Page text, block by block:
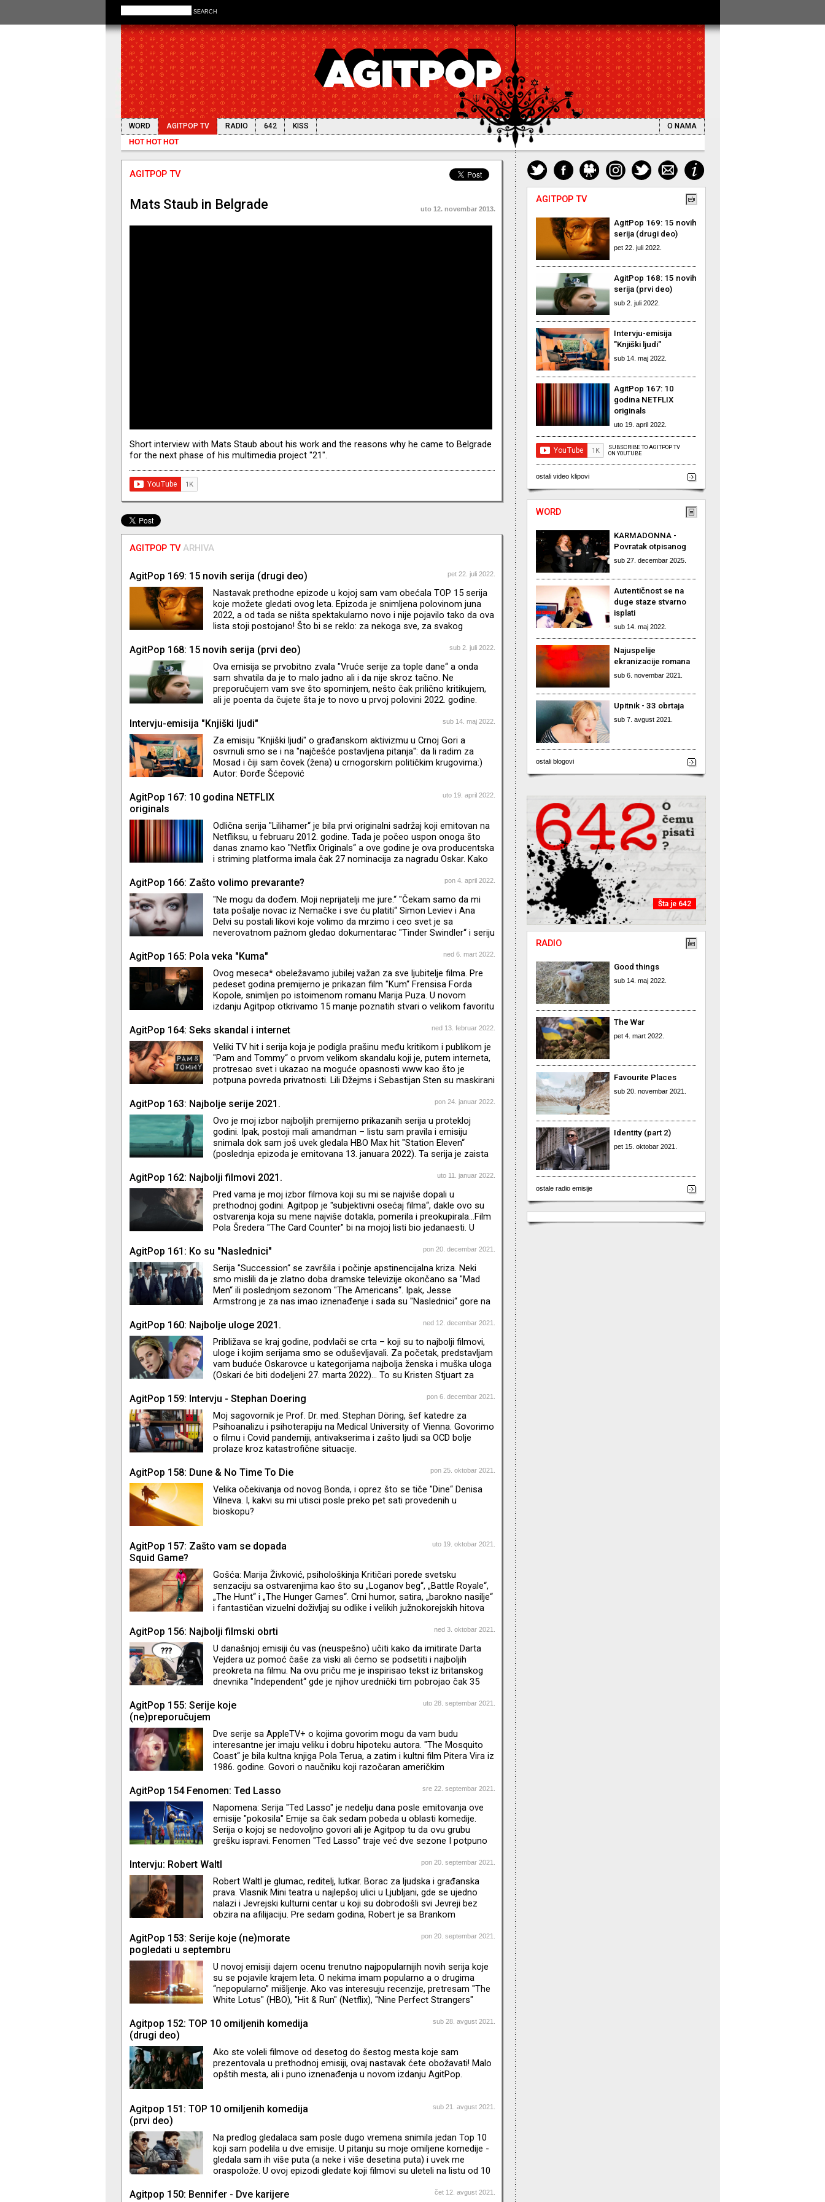
SEARCH
WORD AGITPOP TV RADIO 642 KISS
O NAMA
HOT HOT HOT
AGITPOP TV
Mats Staub in Belgrade uto 12. novembar 2013.
Short interview with Mats Staub about his work and the reasons why he came to Belgrade
for the next phase of his multimedia project "21".
AGITPOP TVARHIVA
AgitPop 169: 15 novih serija (drugi deo) pet 22. juli 2022.
Nastavak prethodne epizode u kojoj sam vam obećala TOP 15 serija
koje možete gledati ovog leta. Epizoda je snimljena polovinom juna
2022, a od tada se ništa spektakularno novo i nije pojavilo tako da ova
lista stoji postojano! Što bi se reklo: za nekoga sve, za svakog
AgitPop 168: 15 novih serija (prvi deo) sub 2. juli 2022.
Ova emisija se prvobitno zvala "Vruće serije za tople dane“ a onda
sam shvatila da je to malo jadno ali i da nije skroz tačno. Ne
preporučujem vam sve što spominjem, nešto čak prilično kritikujem,
ali je poenta da čujete šta je to novo u prvoj polovini 2022. godine.
mi je provrio od novotarija na svim mogućim platformama, ali zbog
epizode. Ali hajde da ne kukam nego da krenemo – pritisnite play.
(Emisija
Intervju-emisija "Knjiški ljudi" sub 14. maj 2022.
Za emisiju "Knjiški ljudi" o građanskom aktivizmu u Crnoj Gori a
osvrnuli smo se i na "najčešće postavljena pitanja": da li radim za
Mosad i čiji sam čovek (žena) u crnogorskim političkim krugovima:)
Autor: Đorđe Šćepović
AgitPop 167: 10 godina NETFLIX
originals
uto 19. april 2022.
Odlična serija "Lilihamer“ je bila prvi originalni sadržaj koji emitovan na
Netfliksu, u februaru 2012. godine. Tada je počeo uspon onoga što
danas znamo kao "Netflix Originals“ a ove godine je ova producentska
i striming platforma imala čak 27 nominacija za nagradu Oskar. Kako
sezone serija u kratkoj ali bogatoj istoriji?
AgitPop 166: Zašto volimo prevarante? pon 4. april 2022.
"Ne mogu da dođem. Moji neprijatelji me jure.“ "Čekam samo da mi
tata pošalje novac iz Nemačke i sve ću platiti“ Simon Leviev i Ana
Delvi su postali likovi koje volimo da mrzimo i ceo svet je sa
neverovatnom pažnom gledao dokumentarac "Tinder Swindler“ i seriju
ljudi slični nama, koji su za sebe želeli nešto više i živeći izmišljeni
Adam i Rebecca Neumann kao i Elisabeth Holmes. Oni su krem sv
AgitPop 165: Pola veka "Kuma" ned 6. mart 2022.
Ovog meseca* obeležavamo jubilej važan za sve ljubitelje filma. Pre
pedeset godina premijerno je prikazan film "Kum“ Frensisa Forda
Kopole, snimljen po istoimenom romanu Marija Puza. U novom
izdanju Agitpop otkrivamo 15 manje poznatih stvari o velikom favoritu
AgitPop 164: Seks skandal i internet ned 13. februar 2022.
Veliki TV hit i serija koja je podigla prašinu među kritikom i publikom je
"Pam and Tommy“ o prvom velikom skandalu koji je, putem interneta,
protresao svet i ukazao na moguće opasnosti www kao što je
potpuna povreda privatnosti. Lili Džejms i Sebastijan Sten su maskirani
dokumentarac. Reditelj je Kreg Gilespi koga znamo po filmovima "I,
AgitPop 163: Najbolje serije 2021. pon 24. januar 2022.
Ovo je moj izbor najboljih premijerno prikazanih serija u protekloj
godini. Ipak, postoji mali amandman – listu sam pravila i emisiju
snimala dok sam još uvek gledala HBO Max hit "Station Eleven“
(poslednja epizoda je emitovana 13. januara 2022). Ta serija je zaista
na trećem mestu godišnje liste. Ovaj postapokaliptični emotivni
znaju kao reditelja "This is America“ Childish Gambino ali i po filmu "G
AgitPop 162: Najbolji filmovi 2021. uto 11. januar 2022.
Pred vama je moj izbor filmova koji su mi se najviše dopali u
prethodnoj godini. Agitpop je "subjektivni osećaj filma“, dakle ovo su
ostvarenja koja su mene najviše dotakla, pomerila i preokupirala…Film
Pola Šredera "The Card Counter" bi na mojoj listi bio jedanaesti. U
AgitPop 161: Ko su "Naslednici" pon 20. decembar 2021.
Serija "Succession“ se završila i počinje apstinencijalna kriza. Neki
smo mislili da je zlatno doba dramske televizije okončano sa "Mad
Men“ ili poslednjom sezonom "The Americans“. Ipak, Jesse
Armstrong je za nas imao iznenađenje i sada su "Naslednici“ gore na
ponovo čujemo dragi zvuk uvodne špice, malo vam skraćujem muke:
godine. Ko su Logan, Kendal, Šiv, Konor, Roman, Džeri, zet Tom i rođak
Greg? "It’s no
AgitPop 160: Najbolje uloge 2021. ned 12. decembar 2021.
Približava se kraj godine, podvlači se crta – koji su to najbolji filmovi,
uloge i kojim serijama smo se oduševljavali. Za početak, predstavljam
vam buduće Oskarovce u kategorijama najbolja ženska i muška uloga
(Oskari će biti dodeljeni 27. marta 2022)… To su Kristen Stjuart za
Burbanka u filmu "The Power of the Dog“. Zašto sam toliko ubeđena
AgitPop 159: Intervju - Stephan Doering pon 6. decembar 2021.
Moj sagovornik je Prof. Dr. med. Stephan Döring, šef katedre za
Psihoanalizu i psihoterapiju na Medical University of Vienna. Govorimo
o filmu i Covid pandemiji, antivakserima i zašto ljudi sa OCD bolje
prolaze kroz katastrofične situacije.
AgitPop 158: Dune & No Time To Die pon 25. oktobar 2021.
Velika očekivanja od novog Bonda, i oprez što se tiče "Dine“ Denisa
Vilneva. I, kakvi su mi utisci posle preko pet sati provedenih u
bioskopu?
AgitPop 157: Zašto vam se dopada
Squid Game?
uto 19. oktobar 2021.
Gošća: Marija Živković, psihološkinja Kritičari porede svetsku
senzaciju sa ostvarenjima kao što su „Loganov beg“, „Battle Royale“,
„The Hunt“ i „The Hunger Games“. Crni humor, satira, „barokno nasilje“
i fantastičan vizuelni doživljaj su odlike i velikih južnokorejskih hitova
analitičari se pitaju zašto je „Squid Game“ ovako odjeknuo baš sada –
otupelošću na smrt, odnosima Seula i Pjongjanga…Da li su broje
AgitPop 156: Najbolji filmski obrti ned 3. oktobar 2021.
U današnjoj emisiji ću vas (neuspešno) učiti kako da imitirate Darta
Vejdera uz pomoć čaše za viski ali ćemo se podsetiti i najboljih
preokreta na filmu. Na ovu priču me je inspirisao tekst iz britanskog
dnevnika "Independent“ gde je njihov urednički tim pobrojao čak 35
se i ne nalaze na spisku kolega iz Engleske
AgitPop 155: Serije koje
(ne)preporučujem
uto 28. septembar 2021.
Dve serije sa AppleTV+ o kojima govorim mogu da vam budu
interesantne jer imaju veliku i dobru hipoteku autora. "The Mosquito
Coast“ je bila kultna knjiga Pola Terua, a zatim i kultni film Pitera Vira iz
1986. godine. Govori o naučniku koji razočaran američkim
komaraca. Naravno, tamo se suočavaju sa novim i drugačijim
učestvovao u pisanju scenarija. Glavnu ulogu igra njegov bratanac –
Džastin Teru. "Lisey’s Stor
AgitPop 154 Fenomen: Ted Lasso sre 22. septembar 2021.
Napomena: Serija "Ted Lasso" je nedelju dana posle emitovanja ove
emisije "pokosila" Emije sa čak sedam pobeda u oblasti komedije.
Serija o kojoj se nedovoljno govori ali je Agitpop tu da ovu grubu
grešku ispravi. Fenomen "Ted Lasso" traje već dve sezone I potpuno
TV+ Jason Sudeikis je u međuvremenu raskinuo sa svojom
Stajlsu, ali je zato ostvario neverovatan uspeh likom Teda Lasa koji je I
kre
Intervju: Robert Waltl pon 20. septembar 2021.
Robert Waltl je glumac, reditelj, lutkar. Borac za ljudska i građanska
prava. Vlasnik Mini teatra u najlepšoj ulici u Ljubljani, gde se ujedno
nalazi i Jevrejski kulturni centar u koji su dobrodošli svi Jevreji bez
obzira na afilijaciju. Pre sedam godina, Robert je sa Brankom
Hišu strpnosti - Kuću tolerancije. Ovo je filmski festival ali i festival
jevrejske kulture i promocije tolerancije. Održavaju se književne večeri,
AgitPop 153: Serije koje (ne)morate
pogledati u septembru
pon 20. septembar 2021.
U novoj emisiji dajem ocenu trenutno najpopularnijih novih serija koje
su se pojavile krajem leta. O nekima imam popularno a o drugima
“nepopularno” mišljenje. Ako vas interesuju recenzije, pretresam "The
White Lotus" (HBO), "Hit & Run" (Netflix), "Nine Perfect Strangers"
Agitpop 152: TOP 10 omiljenih komedija
(drugi deo)
sub 28. avgust 2021.
Ako ste voleli filmove od desetog do šestog mesta koje sam
prezentovala u prethodnoj emisiji, ovaj nastavak ćete obožavati! Malo
opštih mesta, ali i puno iznenađenja u novom izdanju AgitPop.
Agitpop 151: TOP 10 omiljenih komedija
(prvi deo)
sub 21. avgust 2021.
Na predlog gledalaca sam posle dugo vremena snimila jedan Top 10
koji sam podelila u dve emisije. U pitanju su moje omiljene komedije -
gledala sam ih više puta (a neke i više desetina puta) i uvek me
oraspolože. U ovoj epizodi gledate koji filmovi su uleteli na listu od 10
Agitpop 150: Bennifer - Dve karijere čet 12. avgust 2021.
AGITPOP TV
AgitPop 169: 15 novih
serija (drugi deo)
pet 22. juli 2022.
AgitPop 168: 15 novih
serija (prvi deo)
sub 2. juli 2022.
Intervju-emisija
"Knjiški ljudi"
sub 14. maj 2022.
AgitPop 167: 10
godina NETFLIX
originals
uto 19. april 2022.
SUBSCRIBE TO AGITPOP TV
ON YOUTUBE
ostali video klipovi
WORD
KARMADONNA -
Povratak otpisanog
sub 27. decembar 2025.
Autentičnost se na
duge staze stvarno
isplati
sub 14. maj 2022.
Najuspelije
ekranizacije romana
sub 6. novembar 2021.
Upitnik - 33 obrtaja
sub 7. avgust 2021.
ostali blogovi
Šta je 642
RADIO
Good things
sub 14. maj 2022.
The War
pet 4. mart 2022.
Favourite Places
sub 20. novembar 2021.
Identity (part 2)
pet 15. oktobar 2021.
ostale radio emisije